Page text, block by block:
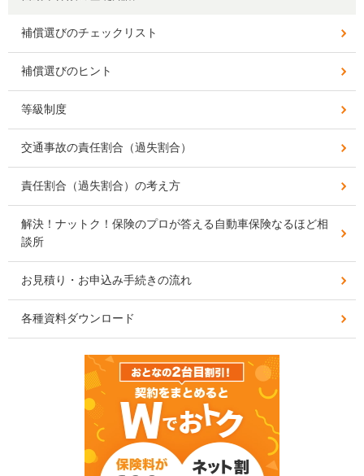
補償選びのチェックリスト
補償選びのヒント
等級制度
交通事故の責任割合（過失割合）
責任割合（過失割合）の考え方
解決！ナットク！保険のプロが答える自動車保険なるほど相
談所
お見積り・お申込み手続きの流れ
各種資料ダウンロード